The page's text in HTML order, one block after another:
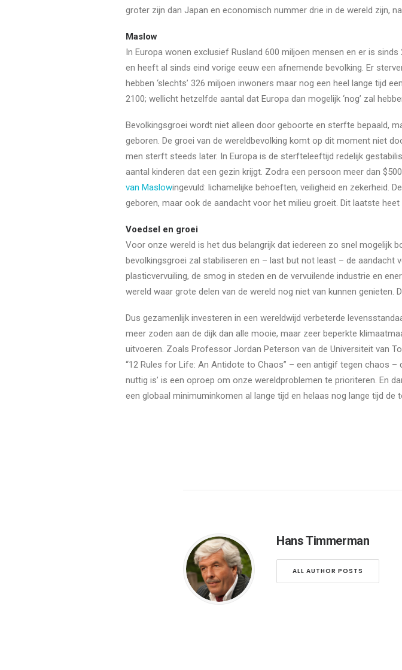
groter zijn dan Japan en economisch nummer drie in de wereld zijn,
Maslow
In Europa wonen exclusief Rusland 600 miljoen mensen en er is sinds
en heeft al sinds eind vorige eeuw een afnemende bevolking. Er
hebben ‘slechts’ 326 miljoen inwoners maar nog een heel lange tijd
2100; wellicht hetzelfde aantal dat Europa dan mogelijk ‘nog’ zal
Bevolkingsgroei wordt niet alleen door geboorte en sterfte bepaald,
geboren. De groei van de wereldbevolking komt op dit moment niet
men sterft steeds later. In Europa is de sterfteleeftijd redelijk
aantal kinderen dat een gezin krijgt. Zodra een persoon meer dan
van Maslowingevuld: lichamelijke behoeften, veiligheid en zekerheid. De
geboren, maar ook de aandacht voor het milieu groeit. Dit laatste heet
Voedsel en groei
Voor onze wereld is het dus belangrijk dat iedereen zo snel mogelijk
bevolkingsgroei zal stabiliseren en – last but not least – de aandacht
plasticvervuiling, de smog in steden en de vervuilende industrie en
wereld waar grote delen van de wereld nog niet van kunnen genieten.
Dus gezamenlijk investeren in een wereldwijd verbeterde
meer zoden aan de dijk dan alle mooie, maar zeer beperkte
uitvoeren. Zoals Professor Jordan Peterson van de Universiteit van
“12 Rules for Life: An Antidote to Chaos” – een antigif tegen chaos
nuttig is’ is een oproep om onze wereldproblemen te prioriteren. En
een globaal minimuminkomen al lange tijd en helaas nog lange tijd de
Hans Timmerman
ALL AUTHOR POSTS